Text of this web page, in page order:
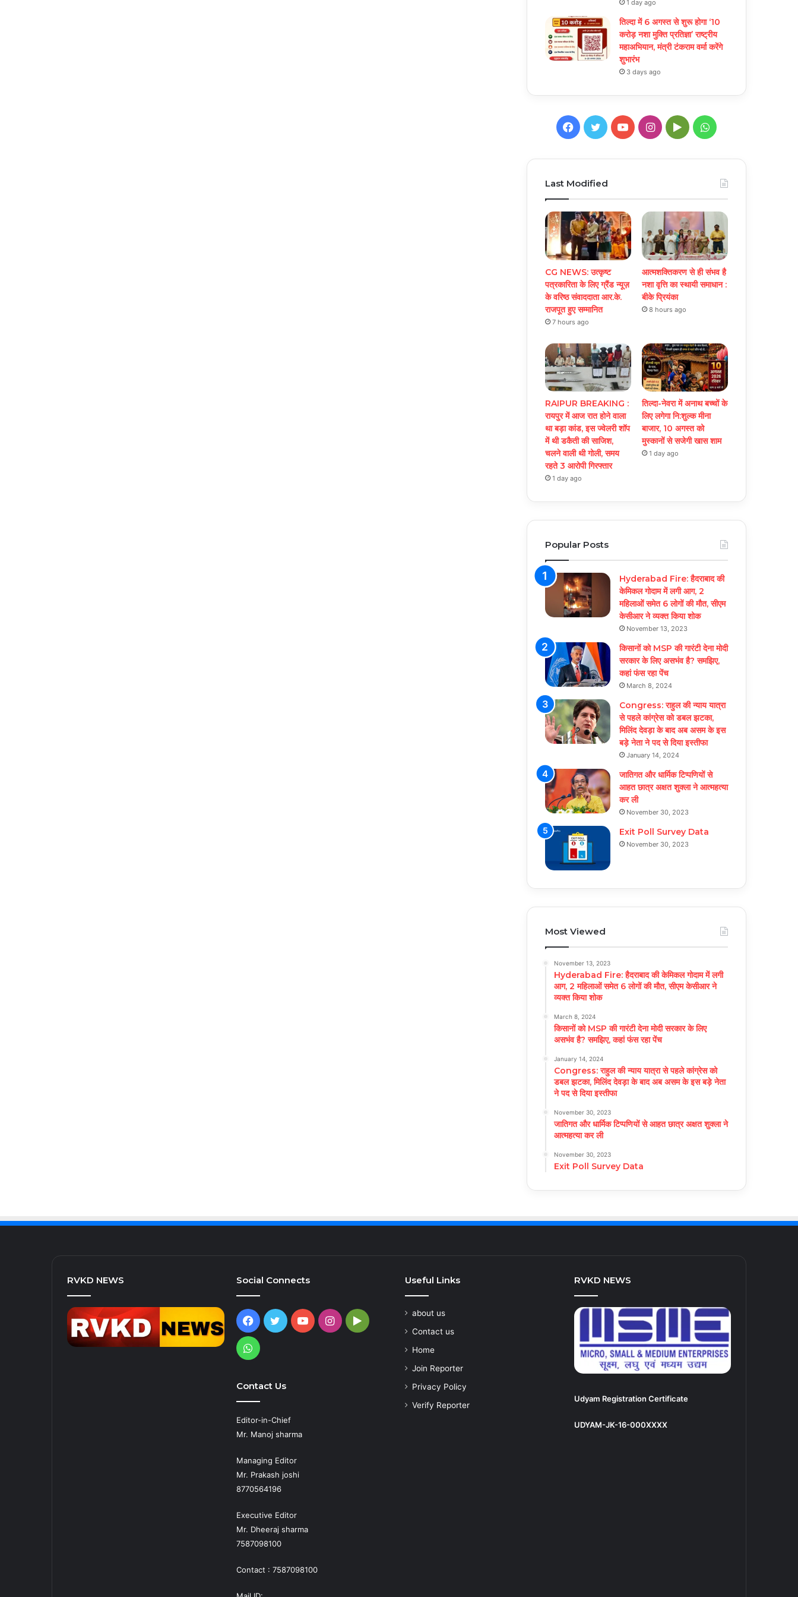
1 day ago
तिल्दा में 6 अगस्त से शुरू होगा ‘10
करोड़ नशा मुक्ति प्रतिज्ञा’ राष्ट्रीय
महाअभियान, मंत्री टंकराम वर्मा करेंगे
शुभारंभ
3 days ago
Facebook
TwitterYouTubeInstagram
GoogleWhatsApp
Last Modified
CG NEWS: उत्कृष्ट
पत्रकारिता के लिए ग्रैंड न्यूज़
के वरिष्ठ संवाददाता आर.के.
राजपूत हुए सम्मानित
7 hours ago
आत्मशक्तिकरण से ही संभव है
नशा वृत्ति का स्थायी समाधान :
बीके प्रियंका
8 hours ago
RAIPUR BREAKING :
रायपुर में आज रात होने वाला
था बड़ा कांड, इस ज्वेलरी शॉप
में थी डकैती की साजिश,
चलने वाली थी गोली, समय
रहते 3 आरोपी गिरफ्तार
1 day ago
तिल्दा-नेवरा में अनाथ बच्चों के
लिए लगेगा नि:शुल्क मीना
बाजार, 10 अगस्त को
मुस्कानों से सजेगी खास शाम
1 day ago
Popular Posts
Hyderabad Fire: हैदराबाद की
केमिकल गोदाम में लगी आग, 2
महिलाओं समेत 6 लोगों की मौत, सीएम
केसीआर ने व्यक्त किया शोक
November 13, 2023
किसानों को MSP की गारंटी देना मोदी
सरकार के लिए असभंव है? समझिए,
कहां फंस रहा पेंच
March 8, 2024
Congress: राहुल की न्याय यात्रा
से पहले कांग्रेस को डबल झटका,
मिलिंद देवड़ा के बाद अब असम के इस
बड़े नेता ने पद से दिया इस्तीफा
January 14, 2024
जातिगत और धार्मिक टिप्पणियों से
आहत छात्र अक्षत शुक्ला ने आत्महत्या
कर ली
November 30, 2023
Exit Poll Survey Data
November 30, 2023
Most Viewed
November 13, 2023
Hyderabad Fire: हैदराबाद की केमिकल गोदाम में लगी
आग, 2 महिलाओं समेत 6 लोगों की मौत, सीएम केसीआर ने
व्यक्त किया शोक
March 8, 2024
किसानों को MSP की गारंटी देना मोदी सरकार के लिए
असभंव है? समझिए, कहां फंस रहा पेंच
January 14, 2024
Congress: राहुल की न्याय यात्रा से पहले कांग्रेस को
डबल झटका, मिलिंद देवड़ा के बाद अब असम के इस बड़े नेता
ने पद से दिया इस्तीफा
November 30, 2023
जातिगत और धार्मिक टिप्पणियों से आहत छात्र अक्षत शुक्ला ने
आत्महत्या कर ली
November 30, 2023
Exit Poll Survey Data
RVKD NEWS Social Connects
Facebook
TwitterYouTubeInstagram
Google
WhatsApp
Contact Us
Editor-in-Chief
Mr. Manoj sharma
Managing Editor
Mr. Prakash joshi
8770564196
Executive Editor
Mr. Dheeraj sharma
7587098100
Contact : 7587098100
Useful Links
about us
Contact us
Home
Join Reporter
Privacy Policy
Verify Reporter
RVKD NEWS
Udyam Registration Certificate
UDYAM-JK-16-000XXXX